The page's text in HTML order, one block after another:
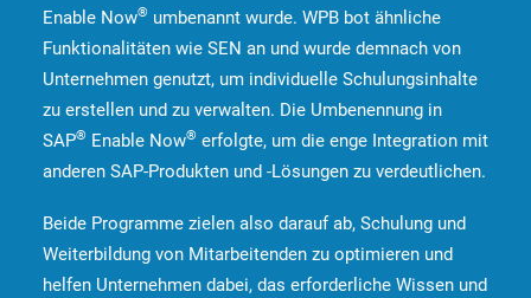
Enable Now® umbenannt wurde. WPB bot ähnliche
Funktionalitäten wie SEN an und wurde demnach von
Unternehmen genutzt, um individuelle Schulungsinhalte
zu erstellen und zu verwalten. Die Umbenennung in
SAP® Enable Now® erfolgte, um die enge Integration mit
anderen SAP-Produkten und -Lösungen zu verdeutlichen.
Beide Programme zielen also darauf ab, Schulung und
Weiterbildung von Mitarbeitenden zu optimieren und
helfen Unternehmen dabei, das erforderliche Wissen und